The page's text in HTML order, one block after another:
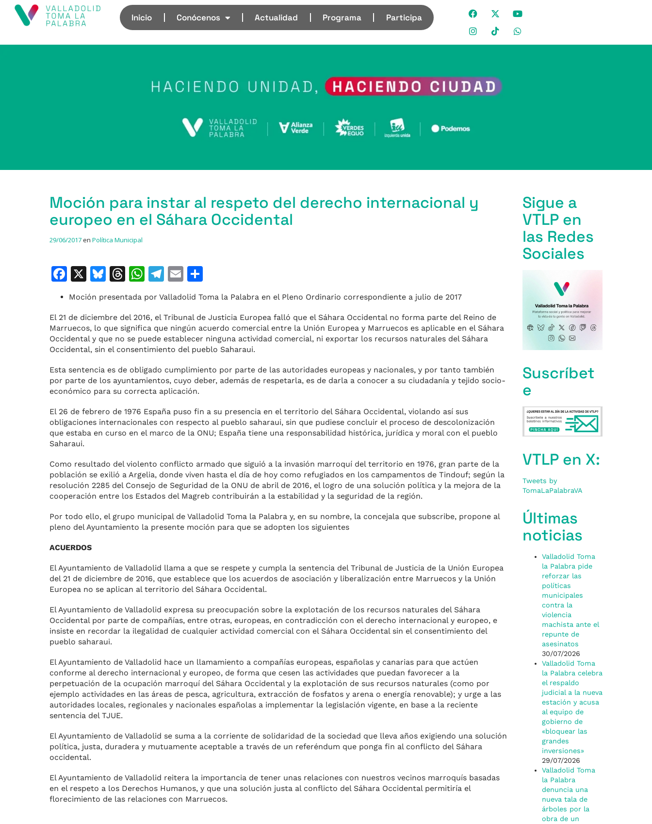
Inicio Conócenos Actualidad Programa Participa
Moción para instar al respeto del derecho internacional y
europeo en el Sáhara Occidental
29/06/2017en Política Municipal
F
a
c
e
b
o
o
k
X
Bl
e
s
k
y
T
re
a
d
s
W
at
s
A
p
p
T
el
e
gr
a
m
E
m
ai
l
m
p
ar
ti
r
Moción presentada por Valladolid Toma la Palabra en el Pleno Ordinario correspondiente a julio de 2017
El 21 de diciembre del 2016, el Tribunal de Justicia Europea falló que el Sáhara Occidental no forma parte del Reino de
Marruecos, lo que significa que ningún acuerdo comercial entre la Unión Europea y Marruecos es aplicable en el Sáhara
Occidental y que no se puede establecer ninguna actividad comercial, ni exportar los recursos naturales del Sáhara
Occidental, sin el consentimiento del pueblo Saharaui.
Esta sentencia es de obligado cumplimiento por parte de las autoridades europeas y nacionales, y por tanto también
por parte de los ayuntamientos, cuyo deber, además de respetarla, es de darla a conocer a su ciudadanía y tejido socio-
económico para su correcta aplicación.
El 26 de febrero de 1976 España puso fin a su presencia en el territorio del Sáhara Occidental, violando así sus
obligaciones internacionales con respecto al pueblo saharaui, sin que pudiese concluir el proceso de descolonización
que estaba en curso en el marco de la ONU; España tiene una responsabilidad histórica, jurídica y moral con el pueblo
Saharaui.
Como resultado del violento conflicto armado que siguió a la invasión marroquí del territorio en 1976, gran parte de la
población se exilió a Argelia, donde viven hasta el día de hoy como refugiados en los campamentos de Tindouf; según la
resolución 2285 del Consejo de Seguridad de la ONU de abril de 2016, el logro de una solución política y la mejora de la
cooperación entre los Estados del Magreb contribuirán a la estabilidad y la seguridad de la región.
Por todo ello, el grupo municipal de Valladolid Toma la Palabra y, en su nombre, la concejala que subscribe, propone al
pleno del Ayuntamiento la presente moción para que se adopten los siguientes
ACUERDOS
El Ayuntamiento de Valladolid llama a que se respete y cumpla la sentencia del Tribunal de Justicia de la Unión Europea
del 21 de diciembre de 2016, que establece que los acuerdos de asociación y liberalización entre Marruecos y la Unión
Europea no se aplican al territorio del Sáhara Occidental.
El Ayuntamiento de Valladolid expresa su preocupación sobre la explotación de los recursos naturales del Sáhara
Occidental por parte de compañías, entre otras, europeas, en contradicción con el derecho internacional y europeo, e
insiste en recordar la ilegalidad de cualquier actividad comercial con el Sáhara Occidental sin el consentimiento del
pueblo saharaui.
El Ayuntamiento de Valladolid hace un llamamiento a compañías europeas, españolas y canarias para que actúen
conforme al derecho internacional y europeo, de forma que cesen las actividades que puedan favorecer a la
perpetuación de la ocupación marroquí del Sáhara Occidental y la explotación de sus recursos naturales (como por
ejemplo actividades en las áreas de pesca, agricultura, extracción de fosfatos y arena o energía renovable); y urge a las
autoridades locales, regionales y nacionales españolas a implementar la legislación vigente, en base a la reciente
sentencia del TJUE.
El Ayuntamiento de Valladolid se suma a la corriente de solidaridad de la sociedad que lleva años exigiendo una solución
política, justa, duradera y mutuamente aceptable a través de un referéndum que ponga fin al conflicto del Sáhara
occidental.
El Ayuntamiento de Valladolid reitera la importancia de tener unas relaciones con nuestros vecinos marroquís basadas
en el respeto a los Derechos Humanos, y que una solución justa al conflicto del Sáhara Occidental permitiría el
florecimiento de las relaciones con Marruecos.
Sigue a
VTLP en
las Redes
Sociales
Suscríbet
e
VTLP en X:
Tweets by
TomaLaPalabraVA
Últimas
noticias
Valladolid Toma
la Palabra pide
reforzar las
políticas
municipales
contra la
violencia
machista ante el
repunte de
asesinatos
30/07/2026
Valladolid Toma
la Palabra celebra
el respaldo
judicial a la nueva
estación y acusa
al equipo de
gobierno de
«bloquear las
grandes
inversiones»
29/07/2026
Valladolid Toma
la Palabra
denuncia una
nueva tala de
árboles por la
obra de un